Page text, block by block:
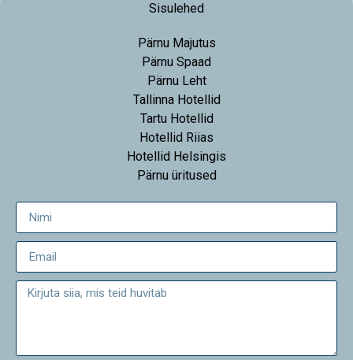
Sisulehed
Pärnu Majutus
Pärnu Spaad
Pärnu Leht
Tallinna Hotellid
Tartu Hotellid
Hotellid Riias
Hotellid Helsingis
Pärnu üritused